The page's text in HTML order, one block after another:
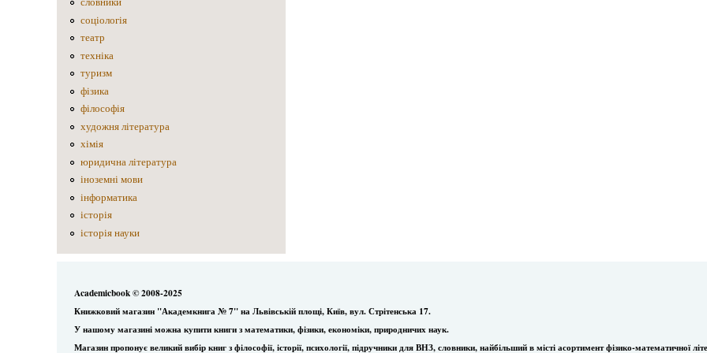
соціологія
театр
техніка
туризм
фізика
філософія
художня література
хімія
юридична література
іноземні мови
інформатика
історія
історія науки
Academicbook © 2008-2025
Книжковий магазин "Академкнига № 7" на Львівській площі, Київ, вул. Стрітенська 17.
У нашому магазині можна купити книги з математики, фізики, економіки, природничих наук.
Магазин пропонує великий вибір книг з філософії, історії, психології, підручники для ВНЗ, словники, найбільший в місті асортимент фізико-математичної